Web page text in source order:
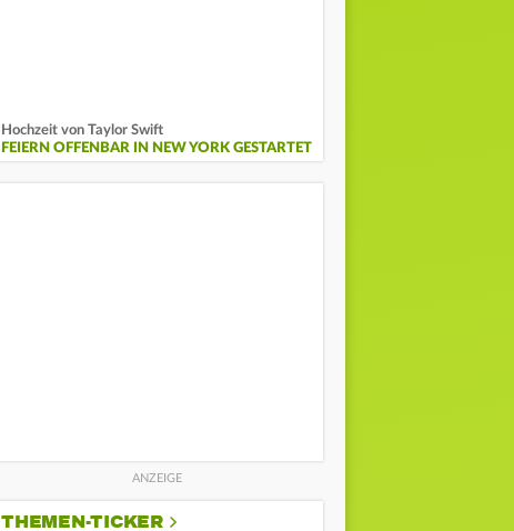
Hochzeit von Taylor Swift
FEIERN OFFENBAR IN NEW YORK GESTARTET
THEMEN-TICKER